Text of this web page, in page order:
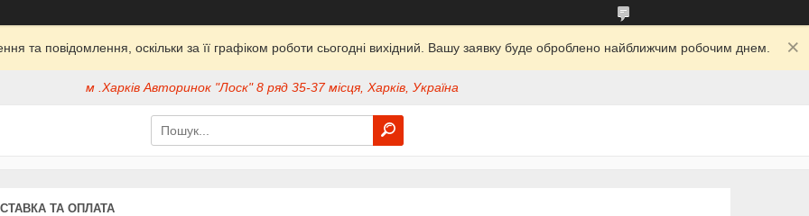
та повідомлення, оскільки за її графіком роботи сьогодні вихідний. Вашу заявку буде оброблено найближчим робочим днем.
м .Харків Авторинок "Лоск" 8 ряд 35-37 місця, Харків, Україна
ТА ОПЛАТА